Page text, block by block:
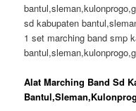
Alat Marching Band Sd